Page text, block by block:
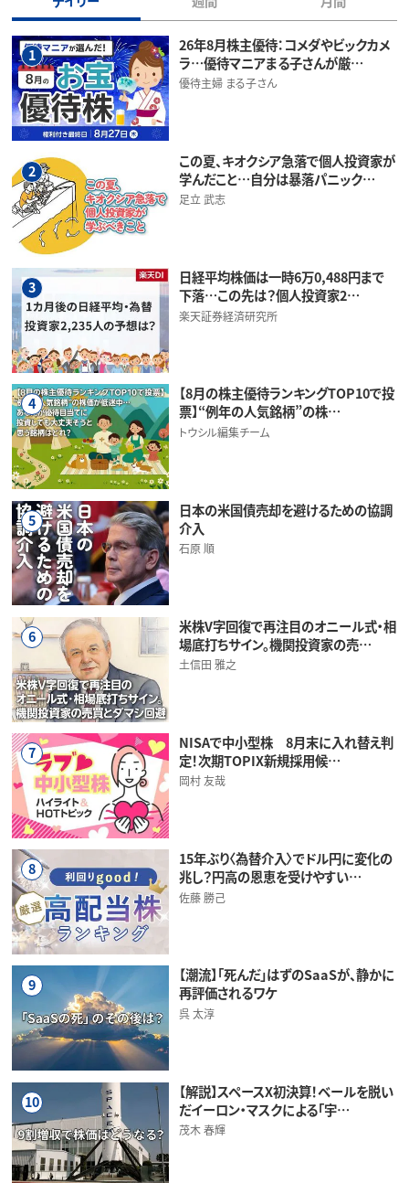
1
26年8月株主優待：コメダやビックカメ
ラ…優待マニアまる子さんが厳…
優待主婦 まる子さん
2
この夏、キオクシア急落で個人投資家が
学んだこと…自分は暴落パニック…
足立 武志
3
日経平均株価は一時6万0,488円まで
下落…この先は？個人投資家2…
楽天証券経済研究所
4
【8月の株主優待ランキングTOP10で投
票】“例年の人気銘柄”の株…
トウシル編集チーム
5
日本の米国債売却を避けるための協調
介入
石原 順
6
米株V字回復で再注目のオニール式・相
場底打ちサイン。機関投資家の売…
土信田 雅之
7
NISAで中小型株 8月末に入れ替え判
定！次期TOPIX新規採用候…
岡村 友哉
8
15年ぶり〈為替介入〉でドル円に変化の
兆し？円高の恩恵を受けやすい…
佐藤 勝己
9
【潮流】「死んだ」はずのSaaSが、静かに
再評価されるワケ
呉 太淳
10
【解説】スペースX初決算！ベールを脱い
だイーロン・マスクによる「宇…
茂木 春輝